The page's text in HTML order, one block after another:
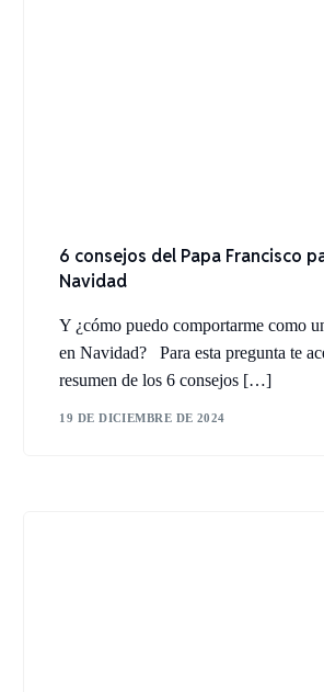
6 consejos del Papa Francisco
Navidad
Y ¿cómo puedo comportarme como
en Navidad? Para esta pregunta te
resumen de los 6 consejos […]
19 DE DICIEMBRE DE 2024